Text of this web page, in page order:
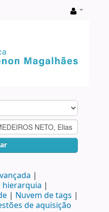
hierarquia
Nuvem de tags
de aquisição